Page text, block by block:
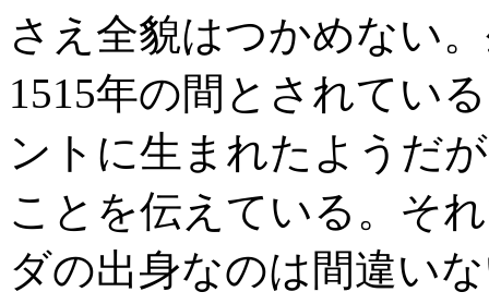
さえ全貌はつかめない
1515年の間とされてい
ントに生まれたようだ
ことを伝えている。そ
ダの出身なのは間違い